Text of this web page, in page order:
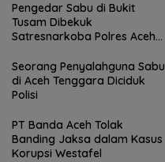
Pengedar Sabu di Bukit
Tusam Dibekuk
Satresnarkoba Polres Aceh
Seorang Penyalahguna Sabu
di Aceh Tenggara Diciduk
Polisi
PT Banda Aceh Tolak
Banding Jaksa dalam Kasus
Korupsi Westafel